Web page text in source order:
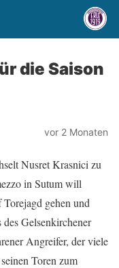
die Saison
vor 2 Monaten
Nusret Krasnici zu
in Sutum will
gehen und
Gelsenkirchener
Angreifer, der viele
Toren zum